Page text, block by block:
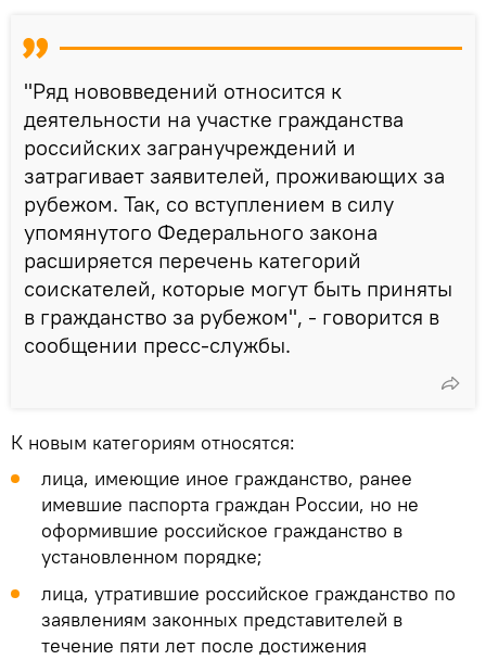
"Ряд нововведений относится к
деятельности на участке гражданства
российских загранучреждений и
затрагивает заявителей, проживающих за
рубежом. Так, со вступлением в силу
упомянутого Федерального закона
расширяется перечень категорий
соискателей, которые могут быть приняты
в гражданство за рубежом", - говорится в
сообщении пресс-службы.
К новым категориям относятся:
лица, имеющие иное гражданство, ранее
имевшие паспорта граждан России, но не
оформившие российское гражданство в
установленном порядке;
лица, утратившие российское гражданство по
заявлениям законных представителей в
течение пяти лет после достижения